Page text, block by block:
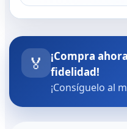
🏅
¡Compra
fidelidad!
¡Consíguelo al